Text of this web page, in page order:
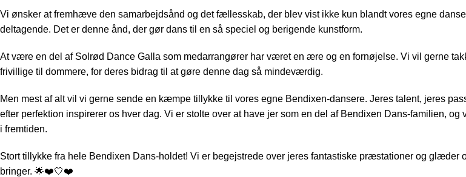
Vi ønsker at fremhæve den samarbejdsånd og det fællesskab, der blev vist ikke kun blandt vores egne
deltagende. Det er denne ånd, der gør dans til en så speciel og berigende kunstform.
At være en del af Solrød Dance Galla som medarrangører har været en ære og en fornøjelse. Vi vil gerne
frivillige til dommere, for deres bidrag til at gøre denne dag så mindeværdig.
Men mest af alt vil vi gerne sende en kæmpe tillykke til vores egne Bendixen-dansere. Jeres talent, jeres
efter perfektion inspirerer os hver dag. Vi er stolte over at have jer som en del af Bendixen Dans-familien, og
i fremtiden.
Stort tillykke fra hele Bendixen Dans-holdet! Vi er begejstrede over jeres fantastiske præstationer og glæder
bringer. 🌟❤️🤍❤️